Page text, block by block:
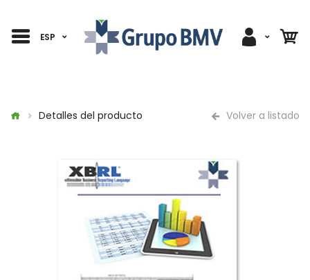
ESP
Detalles del producto Volver a listado